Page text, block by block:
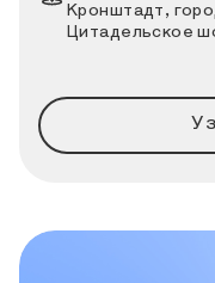
Кронштадт,
Цитадельское